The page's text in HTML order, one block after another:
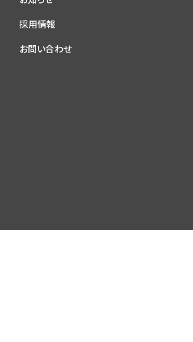
採用情報
お問い合わせ